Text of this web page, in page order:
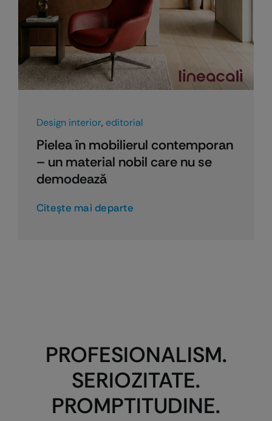
Design interior, editorial
Pielea în mobilierul contemporan
– un material nobil care nu se
demodează
Citeşte mai departe
PROFESIONALISM.
SERIOZITATE.
PROMPTITUDINE.